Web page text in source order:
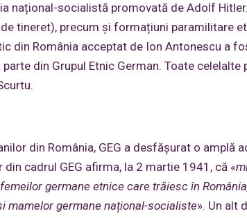
național-socialistă promovată de Adolf
tineret), precum și formațiuni paramilitare
din România acceptat de Ion Antonescu a
din Grupul Etnic German. Toate
din România, GEG a desfășurat o amplă
cadrul GEG afirma, la 2 martie 1941, că «
germane etnice care trăiesc în
mamelor germane național-socialiste». Un alt